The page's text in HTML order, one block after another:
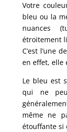
Votre
bleu ou la
nuances
étroitement
C’est l’une
en effet, elle
Le bleu est
qui ne
même ne
étouffante si